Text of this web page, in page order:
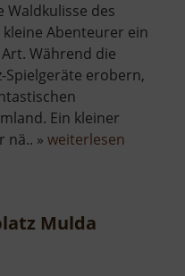
Waldkulisse des
Abenteurer ein
Während die
Spielgeräte erobern,
Ein kleiner
nä.. » weiterlesen
Mulda